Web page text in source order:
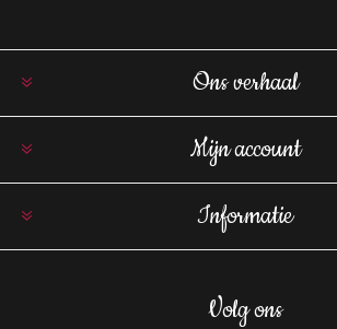
Ons verhaal
Mijn account
Informatie
Volg ons